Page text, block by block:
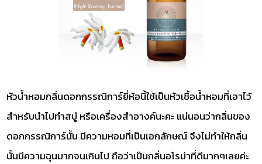
หัวน้ำหอมกลิ่นดอกกรรณิการ์ยี่ห้อนี้ใช้เป็นหัวเชื้อน้ำหอมที่เอาไว้
สำหรับนำไปทำสบู่ หรือเครื่องสำอางค์นะคะ แน่นอนว่ากลิ่นของ
ดอกกรรณิการ์นั้น มีความหอมที่เป็นเอกลักษณ์ จึงไม่ทำให้กลิ่น
นั้นมีความฉุนมากจนเกินไป ถือว่าเป็นกลิ่นอโรม่าที่ดีมากๆเลยค่ะ